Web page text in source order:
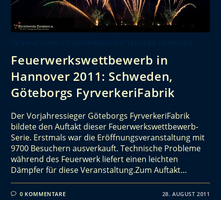
Feuerwerkswettbewerb in
Hannover 2011: Schweden,
Göteborgs FyrverkeriFabrik
Der Vorjahressieger Göteborgs FyrverkeriFabrik
bildete den Auftakt dieser Feuerwerkswettbewerb-
Serie. Erstmals war die Eröffnungsveranstaltung mit
9700 Besuchern ausverkauft. Technische Probleme
während des Feuerwerk liefert einen leichten
Dämpfer für diese Veranstaltung.Zum Auftakt…
0 KOMMENTARE 28. AUGUST 2011